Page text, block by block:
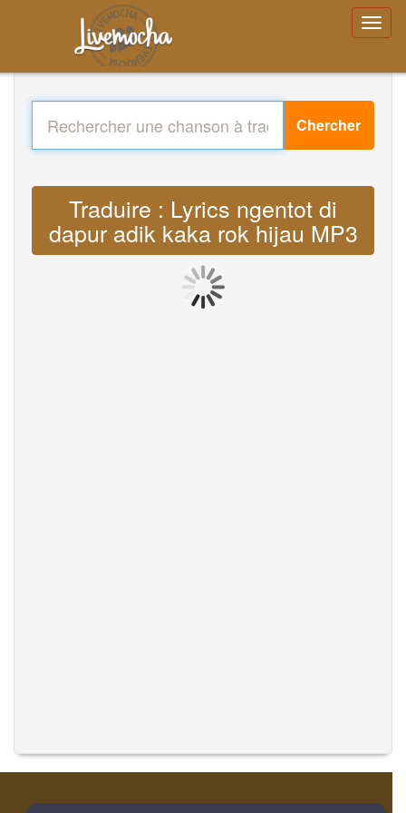
Chercher
Traduire : Lyrics ngentot di
dapur adik kaka rok hijau MP3